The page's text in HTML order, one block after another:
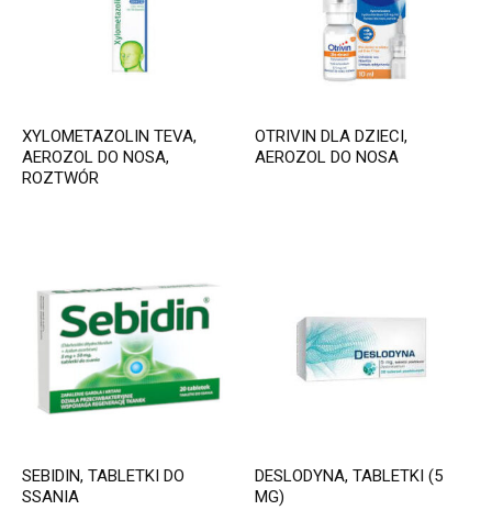
XYLOMETAZOLIN TEVA,
AEROZOL DO NOSA,
ROZTWÓR
OTRIVIN DLA DZIECI,
AEROZOL DO NOSA
SEBIDIN, TABLETKI DO
SSANIA
DESLODYNA, TABLETKI (5
MG)